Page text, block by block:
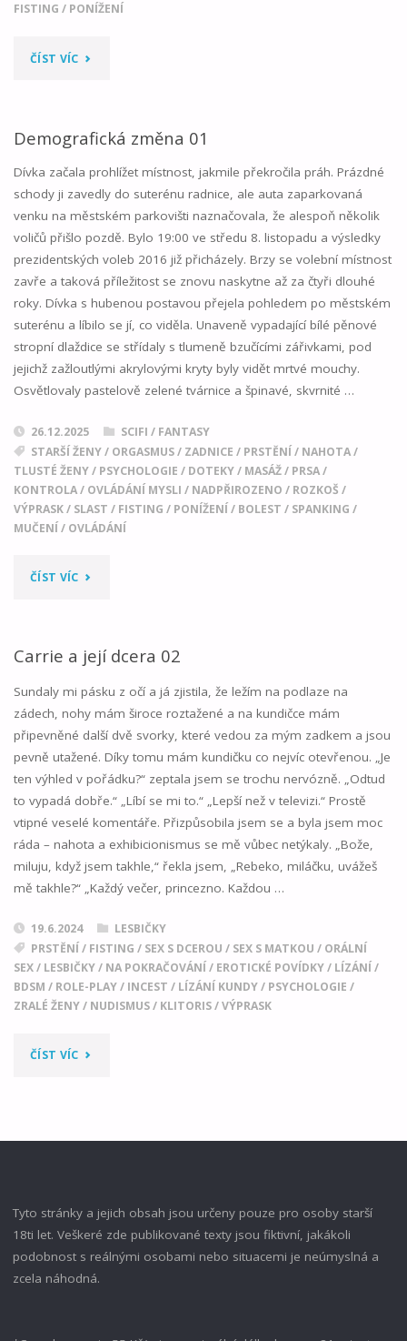
FISTING / PONÍŽENÍ
ČÍST VÍC"DEMOGRAFICKÁ
02"
Demografická změna 01
Dívka začala prohlížet místnost, jakmile překročila práh. Prázdné
schody ji zavedly do suterénu radnice, ale auta zaparkovaná
venku na městském parkovišti naznačovala, že alespoň několik
voličů přišlo pozdě. Bylo 19:00 ve středu 8. listopadu a výsledky
prezidentských voleb 2016 již přicházely. Brzy se volební místnost
zavře a taková příležitost se znovu naskytne až za čtyři dlouhé
roky. Dívka s hubenou postavou přejela pohledem po městském
suterénu a líbilo se jí, co viděla. Unaveně vypadající bílé pěnové
stropní dlaždice se střídaly s tlumeně bzučícími zářivkami, pod
jejichž zažloutlými akrylovými kryty byly vidět mrtvé mouchy.
Osvětlovaly pastelově zelené tvárnice a špinavé, skvrnité …
26.12.2025
SCIFI / FANTASY
STARŠÍ ŽENY/ ORGASMUS/ ZADNICE / PRSTĚNÍ / NAHOTA/
TLUSTÉ ŽENY/ PSYCHOLOGIE / DOTEKY/ MASÁŽ/ PRSA/
KONTROLA/ OVLÁDÁNÍ MYSLI / NADPŘIROZENO / ROZKOŠ /
VÝPRASK/ SLAST / FISTING / PONÍŽENÍ / BOLEST / SPANKING /
MUČENÍ / OVLÁDÁNÍ
ČÍST VÍC"DEMOGRAFICKÁ
01"
Carrie a její dcera 02
Sundaly mi pásku z očí a já zjistila, že ležím na podlaze na
zádech, nohy mám široce roztažené a na kundičce mám
připevněné další dvě svorky, které vedou za mým zadkem a jsou
pevně utažené. Díky tomu mám kundičku co nejvíc otevřenou. „Je
ten výhled v pořádku?“ zeptala jsem se trochu nervózně. „Odtud
to vypadá dobře.“ „Líbí se mi to.“ „Lepší než v televizi.“ Prostě
vtipné veselé komentáře. Přizpůsobila jsem se a byla jsem moc
ráda – nahota a exhibicionismus se mě vůbec netýkaly. „Bože,
miluju, když jsem takhle,“ řekla jsem, „Rebeko, miláčku, uvážeš
mě takhle?“ „Každý večer, princezno. Každou …
19.6.2024
LESBIČKY
PRSTĚNÍ / FISTING / SEX S DCEROU / SEX S MATKOU / ORÁLNÍ
SEX/ LESBIČKY/ NA POKRAČOVÁNÍ / EROTICKÉ POVÍDKY/ LÍZÁNÍ /
BDSM / ROLE-PLAY/ INCEST / LÍZÁNÍ KUNDY/ PSYCHOLOGIE /
ZRALÉ ŽENY/ NUDISMUS/ KLITORIS/VÝPRASK
ČÍST VÍC"CARRIE
Tyto stránky a jejich obsah jsou určeny pouze pro osoby starší
18ti let. Veškeré zde publikované texty jsou fiktivní, jakákoli
podobnost s reálnými osobami nebo situacemi je neúmyslná a
zcela náhodná.